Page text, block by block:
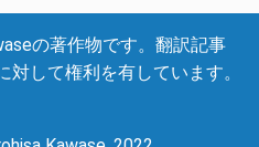
の著作物です。翻訳記事
して権利を有しています。